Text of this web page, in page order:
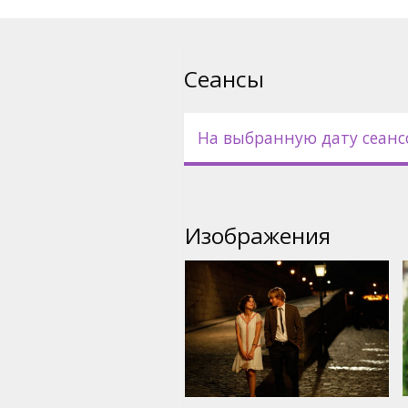
Фильм на английском языке
русском языках.
Сеансы
На выбранную дату
Изображения